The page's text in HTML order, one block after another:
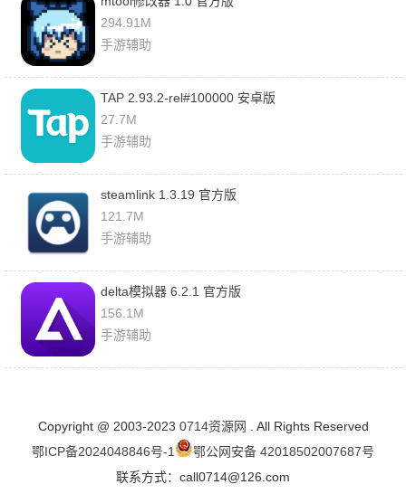
294.91M
手游辅助
TAP 2.93.2-rel#100000 安卓版
27.7M
手游辅助
steamlink 1.3.19 官方版
121.7M
手游辅助
delta模拟器 6.2.1 官方版
156.1M
手游辅助
Copyright @ 2003-2023 0714资源网 . All Rights Reserved
鄂ICP备2024048846号-1
鄂公网安备 42018502007687号
联系方式：call0714@126.com